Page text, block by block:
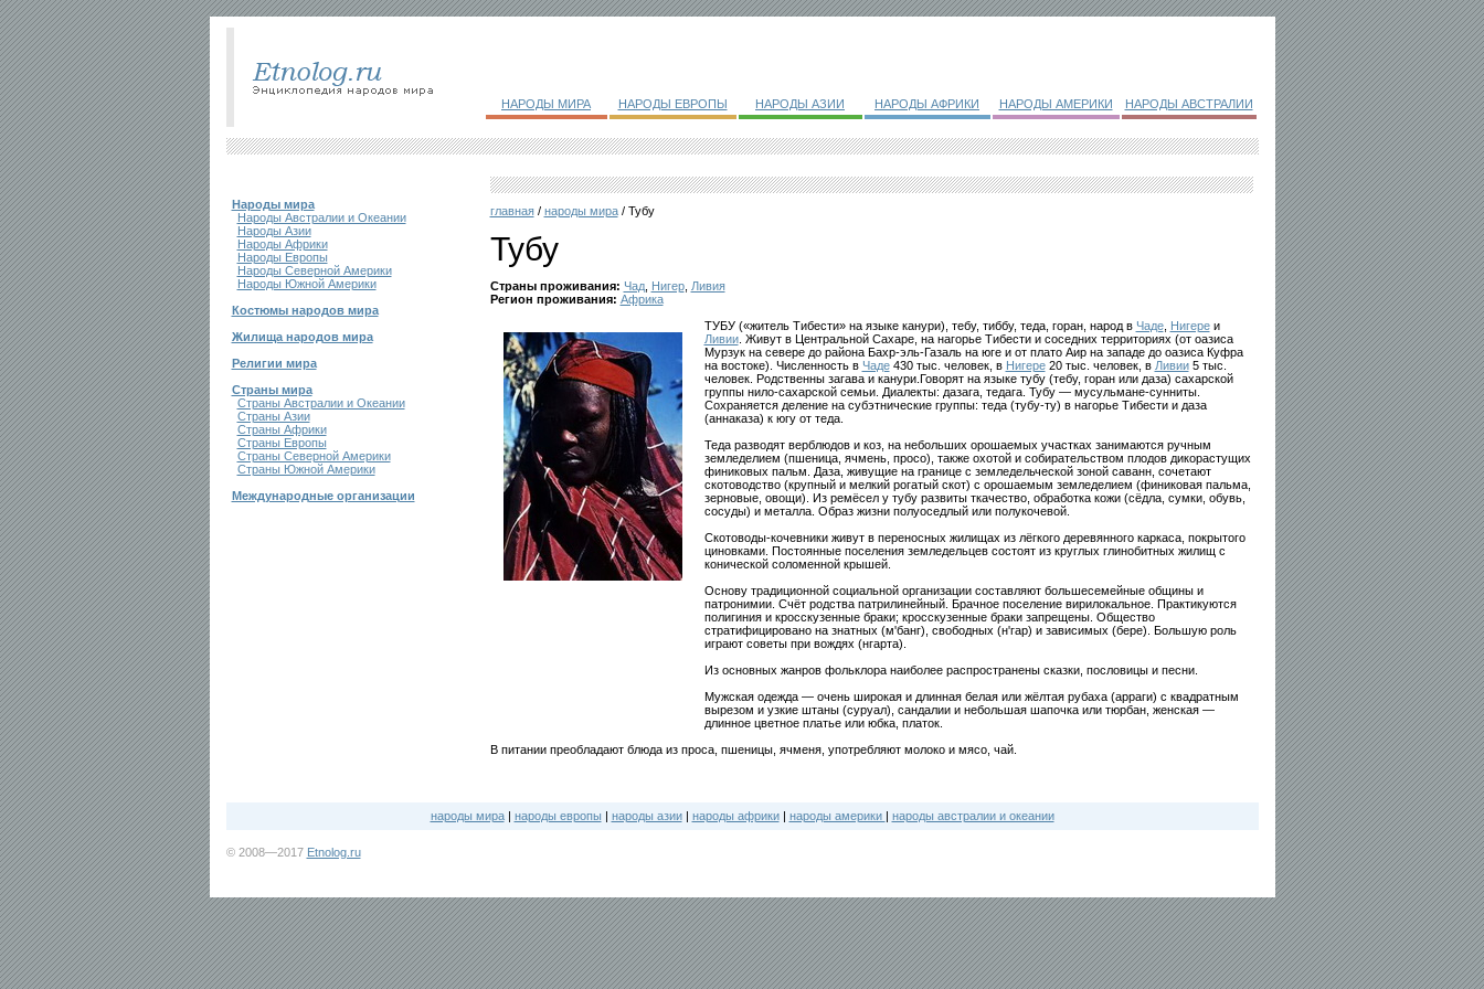
НАРОДЫ МИРА НАРОДЫ ЕВРОПЫ НАРОДЫ АЗИИ НАРОДЫ АФРИКИ НАРОДЫ АМЕРИКИ НАРОДЫ АВСТРАЛИИ
Народы мира
Народы Австралии и Океании
Народы Азии
Народы Африки
Народы Европы
Народы Северной Америки
Народы Южной Америки
Костюмы народов мира
Жилища народов мира
Религии мира
Страны мира
Страны Австралии и Океании
Страны Азии
Страны Африки
Страны Европы
Страны Северной Америки
Страны Южной Америки
Международные организации
главная/ народы мира/ Тубу
Тубу
Страны проживания: Чад, Нигер, Ливия
Регион проживания: Африка
ТУБУ («житель Тибести» на языке канури), тебу, тиббу, теда, горан, народ в Чаде, Нигереи
Ливии. Живут в Центральной Сахаре, на нагорье Тибести и соседних территориях (от оазиса
Мурзук на севере до района Бахр-эль-Газаль на юге и от плато Аир на западе до оазиса Куфра
на востоке). Численность в Чаде430 тыс. человек, в Нигере20 тыс. человек, в Ливии5 тыс.
человек. Родственны загава и канури.Говорят на языке тубу (тебу, горан или даза) сахарской
группы нило-сахарской семьи. Диалекты: дазага, тедага. Тубу — мусульмане-сунниты.
Сохраняется деление на субэтнические группы: теда (тубу-ту) в нагорье Тибести и даза
(аннаказа) к югу от теда.
Теда разводят верблюдов и коз, на небольших орошаемых участках занимаются ручным
земледелием (пшеница, ячмень, просо), также охотой и собирательством плодов дикорастущих
финиковых пальм. Даза, живущие на границе с земледельческой зоной саванн, сочетают
скотоводство (крупный и мелкий рогатый скот) с орошаемым земледелием (финиковая пальма,
зерновые, овощи). Из ремёсел у тубу развиты ткачество, обработка кожи (сёдла, сумки, обувь,
сосуды) и металла. Образ жизни полуоседлый или полукочевой.
Скотоводы-кочевники живут в переносных жилищах из лёгкого деревянного каркаса, покрытого
циновками. Постоянные поселения земледельцев состоят из круглых глинобитных жилищ с
конической соломенной крышей.
Основу традиционной социальной организации составляют большесемейные общины и
патронимии. Счёт родства патрилинейный. Брачное поселение вирилокальное. Практикуются
полигиния и кросскузенные браки; кросскузенные браки запрещены. Общество
стратифицировано на знатных (м'банг), свободных (н'гар) и зависимых (бере). Большую роль
играют советы при вождях (нгарта).
Из основных жанров фольклора наиболее распространены сказки, пословицы и песни.
Мужская одежда — очень широкая и длинная белая или жёлтая рубаха (арраги) с квадратным
вырезом и узкие штаны (суруал), сандалии и небольшая шапочка или тюрбан, женская —
длинное цветное платье или юбка, платок.
В питании преобладают блюда из проса, пшеницы, ячменя, употребляют молоко и мясо, чай.
народы мира| народы европы | народы азии| народы африки| народы америки | народы австралии и океании
© 2008—2017 Etnolog.ru